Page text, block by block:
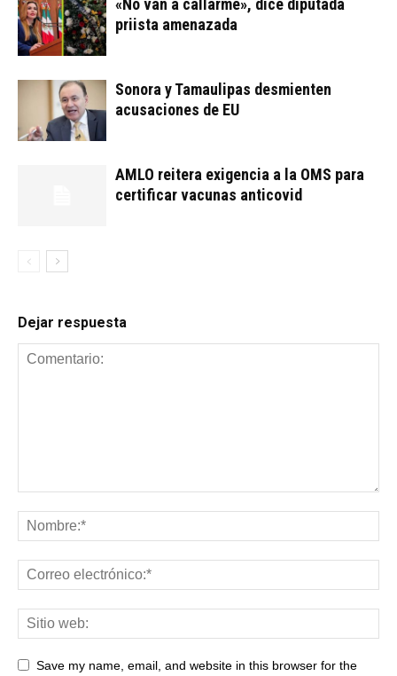
«No van a callarme», dice diputada
priista amenazada
Sonora y Tamaulipas desmienten
acusaciones de EU
AMLO reitera exigencia a la OMS para
certificar vacunas anticovid
Dejar respuesta
Save my name, email, and website in this browser for the